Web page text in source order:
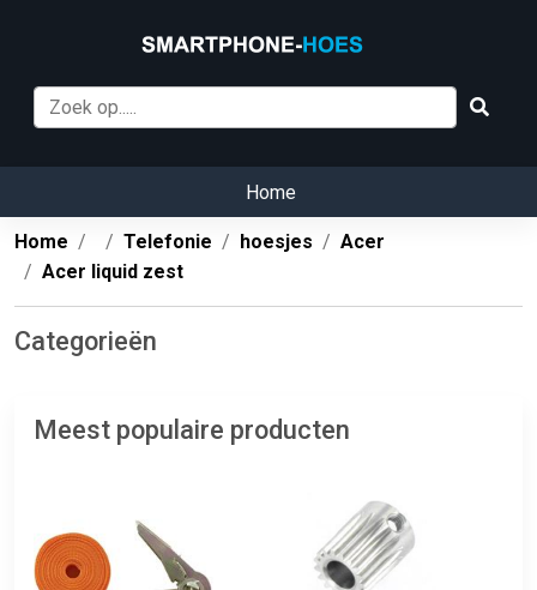
Home
Home Telefonie hoesjes
Acer
Acer liquid zest
Categorieën
Meest populaire producten